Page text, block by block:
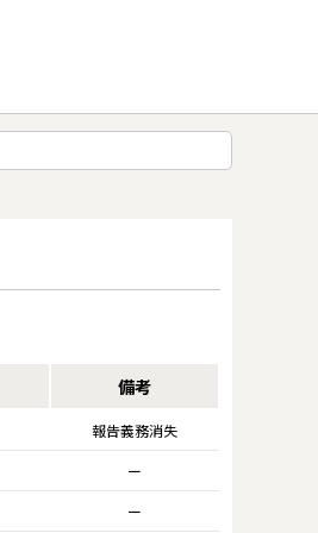
備考
報告義務消失
ー
ー